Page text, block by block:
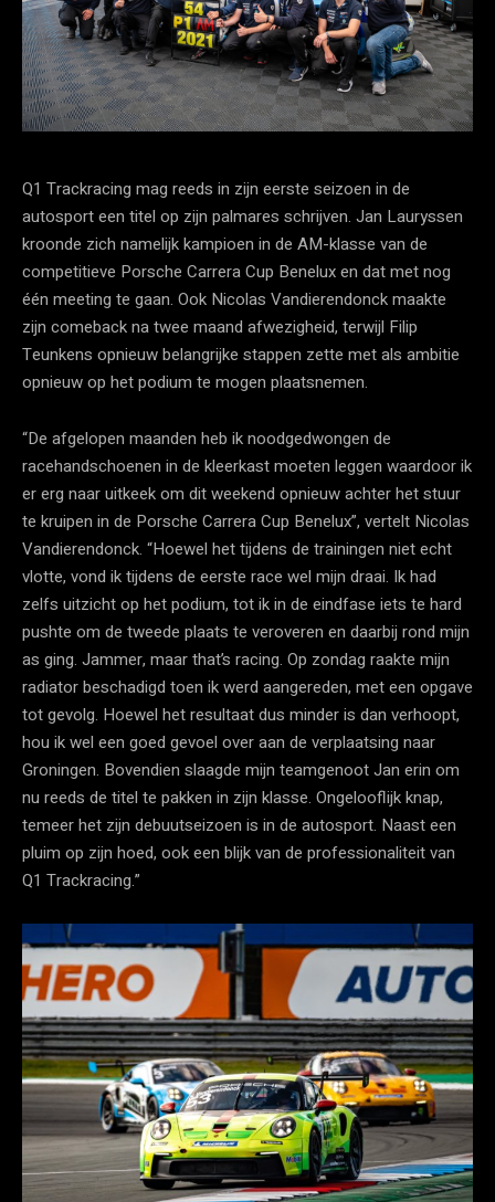
Q1 Trackracing mag reeds in zijn eerste seizoen in de
autosport een titel op zijn palmares schrijven. Jan Lauryssen
kroonde zich namelijk kampioen in de AM-klasse van de
competitieve Porsche Carrera Cup Benelux en dat met nog
één meeting te gaan. Ook Nicolas Vandierendonck maakte
zijn comeback na twee maand afwezigheid, terwijl Filip
Teunkens opnieuw belangrijke stappen zette met als ambitie
opnieuw op het podium te mogen plaatsnemen.
“De afgelopen maanden heb ik noodgedwongen de
racehandschoenen in de kleerkast moeten leggen waardoor ik
er erg naar uitkeek om dit weekend opnieuw achter het stuur
te kruipen in de Porsche Carrera Cup Benelux”, vertelt Nicolas
Vandierendonck. “Hoewel het tijdens de trainingen niet echt
vlotte, vond ik tijdens de eerste race wel mijn draai. Ik had
zelfs uitzicht op het podium, tot ik in de eindfase iets te hard
pushte om de tweede plaats te veroveren en daarbij rond mijn
as ging. Jammer, maar that’s racing. Op zondag raakte mijn
radiator beschadigd toen ik werd aangereden, met een opgave
tot gevolg. Hoewel het resultaat dus minder is dan verhoopt,
hou ik wel een goed gevoel over aan de verplaatsing naar
Groningen. Bovendien slaagde mijn teamgenoot Jan erin om
nu reeds de titel te pakken in zijn klasse. Ongelooflijk knap,
temeer het zijn debuutseizoen is in de autosport. Naast een
pluim op zijn hoed, ook een blijk van de professionaliteit van
Q1 Trackracing.”